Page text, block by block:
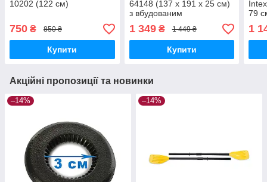
10202 (122 см)
750 ₴ 850 ₴
Купити
64148 (137 x 191 x 25 см)
з вбудованим
електронасосом
1 349₴ 1 449 ₴
Купити
79
1
Акційні пропозиції та новинки
–14% –14%